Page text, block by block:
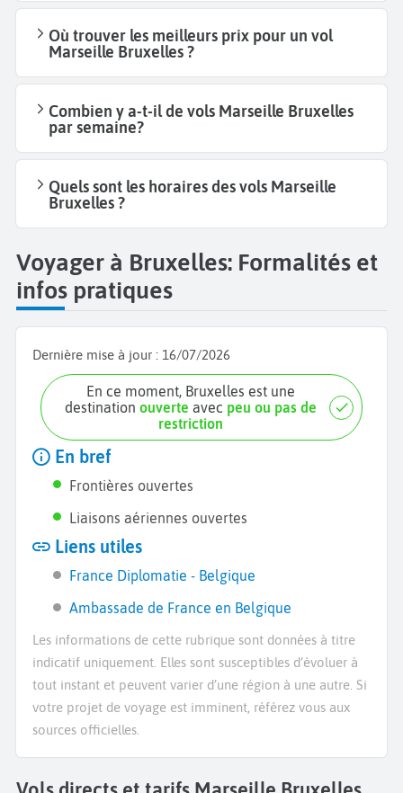
Où trouver les meilleurs prix pour un vol
Marseille Bruxelles ?
Combien y a-t-il de vols Marseille Bruxelles
par semaine?
Quels sont les horaires des vols Marseille
Bruxelles ?
Voyager à Bruxelles: Formalités et
infos pratiques
Dernière mise à jour : 16/07/2026
En ce moment, Bruxelles est une
destinationouverte avec peu ou pas de
restriction
En bref
Frontières ouvertes
Liaisons aériennes ouvertes
Liens utiles
France Diplomatie - Belgique
Ambassade de France en Belgique
Les informations de cette rubrique sont données à titre
indicatif uniquement. Elles sont susceptibles d’évoluer à
tout instant et peuvent varier d’une région à une autre. Si
votre projet de voyage est imminent, référez vous aux
sources officielles.